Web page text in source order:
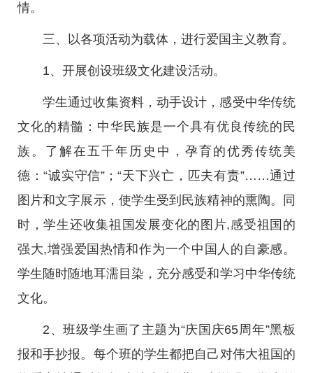
情。
三、以各项活动为载体，进行爱国主义教育。
1、开展创设班级文化建设活动。
学生通过收集资料，动手设计，感受中华传统
文化的精髓：中华民族是一个具有优良传统的民
族。了解在五千年历史中，孕育的优秀传统美
德：“诚实守信”；“天下兴亡，匹夫有责”……通过
图片和文字展示，使学生受到民族精神的熏陶。同
时，学生还收集祖国发展变化的图片,感受祖国的
强大,增强爱国热情和作为一个中国人的自豪感。
学生随时随地耳濡目染，充分感受和学习中华传统
文化。
2、班级学生画了主题为“庆国庆65周年”黑板
报和手抄报。每个班的学生都把自己对伟大祖国的